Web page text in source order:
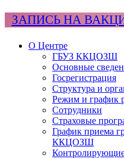
ЗАПИСЬ НА
О Центре
ГБУЗ ККЦОЗШ
Основные
Госрегистрация
Структура и
Режим и график
Сотрудники
Страховые
График приема
ККЦОЗШ